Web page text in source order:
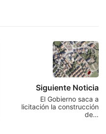
Siguiente Noticia
El Gobierno saca a
licitación la construcción
de…